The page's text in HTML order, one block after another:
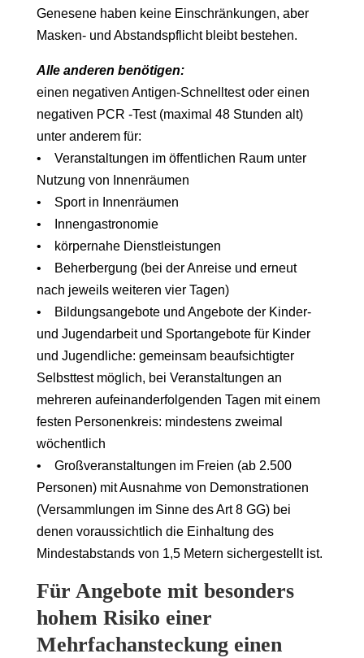
Genesene haben keine Einschränkungen, aber
Masken- und Abstandspflicht bleibt bestehen.
Alle anderen benötigen:
einen negativen Antigen-Schnelltest oder einen
negativen PCR -Test (maximal 48 Stunden alt)
unter anderem für:
• Veranstaltungen im öffentlichen Raum unter
Nutzung von Innenräumen
• Sport in Innenräumen
• Innengastronomie
• körpernahe Dienstleistungen
• Beherbergung (bei der Anreise und erneut
nach jeweils weiteren vier Tagen)
• Bildungsangebote und Angebote der Kinder-
und Jugendarbeit und Sportangebote für Kinder
und Jugendliche: gemeinsam beaufsichtigter
Selbsttest möglich, bei Veranstaltungen an
mehreren aufeinanderfolgenden Tagen mit einem
festen Personenkreis: mindestens zweimal
wöchentlich
• Großveranstaltungen im Freien (ab 2.500
Personen) mit Ausnahme von Demonstrationen
(Versammlungen im Sinne des Art 8 GG) bei
denen voraussichtlich die Einhaltung des
Mindestabstands von 1,5 Metern sichergestellt ist.
Für Angebote mit besonders
hohem Risiko einer
Mehrfachansteckung einen